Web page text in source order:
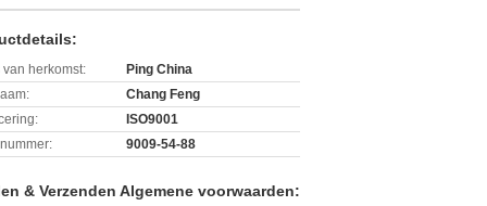
van herkomst:
Ping China
Chang Feng
ISO9001
9009-54-88
& Verzenden Algemene voorwaarden: